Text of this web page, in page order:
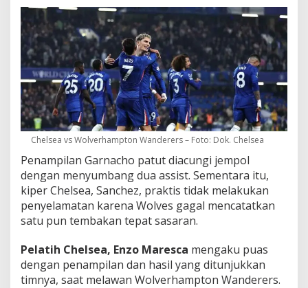
Chelsea vs Wolverhampton Wanderers – Foto: Dok. Chelsea
Penampilan Garnacho patut diacungi jempol
dengan menyumbang dua assist. Sementara itu,
kiper Chelsea, Sanchez, praktis tidak melakukan
penyelamatan karena Wolves gagal mencatatkan
satu pun tembakan tepat sasaran.
Pelatih Chelsea, Enzo Maresca mengaku puas
dengan penampilan dan hasil yang ditunjukkan
timnya, saat melawan Wolverhampton Wanderers.